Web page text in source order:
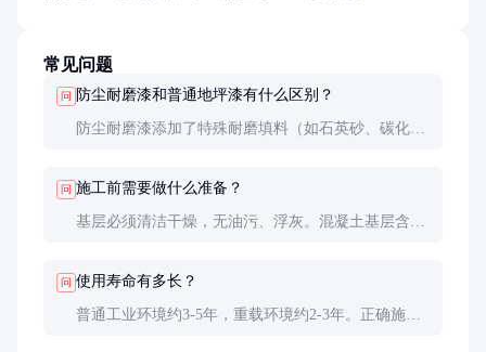
常见问题
问 防尘耐磨漆和普通地坪漆有什么区别？
防尘耐磨漆添加了特殊耐磨填料（如石英砂、碳化
问 施工前需要做什么准备？
基层必须清洁干燥，无油污、浮灰。混凝土基层含水
问 使用寿命有多长？
普通工业环境约3-5年，重载环境约2-3年。正确施工